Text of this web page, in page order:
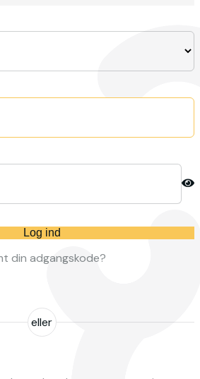
Log ind
din adgangskode?
eller